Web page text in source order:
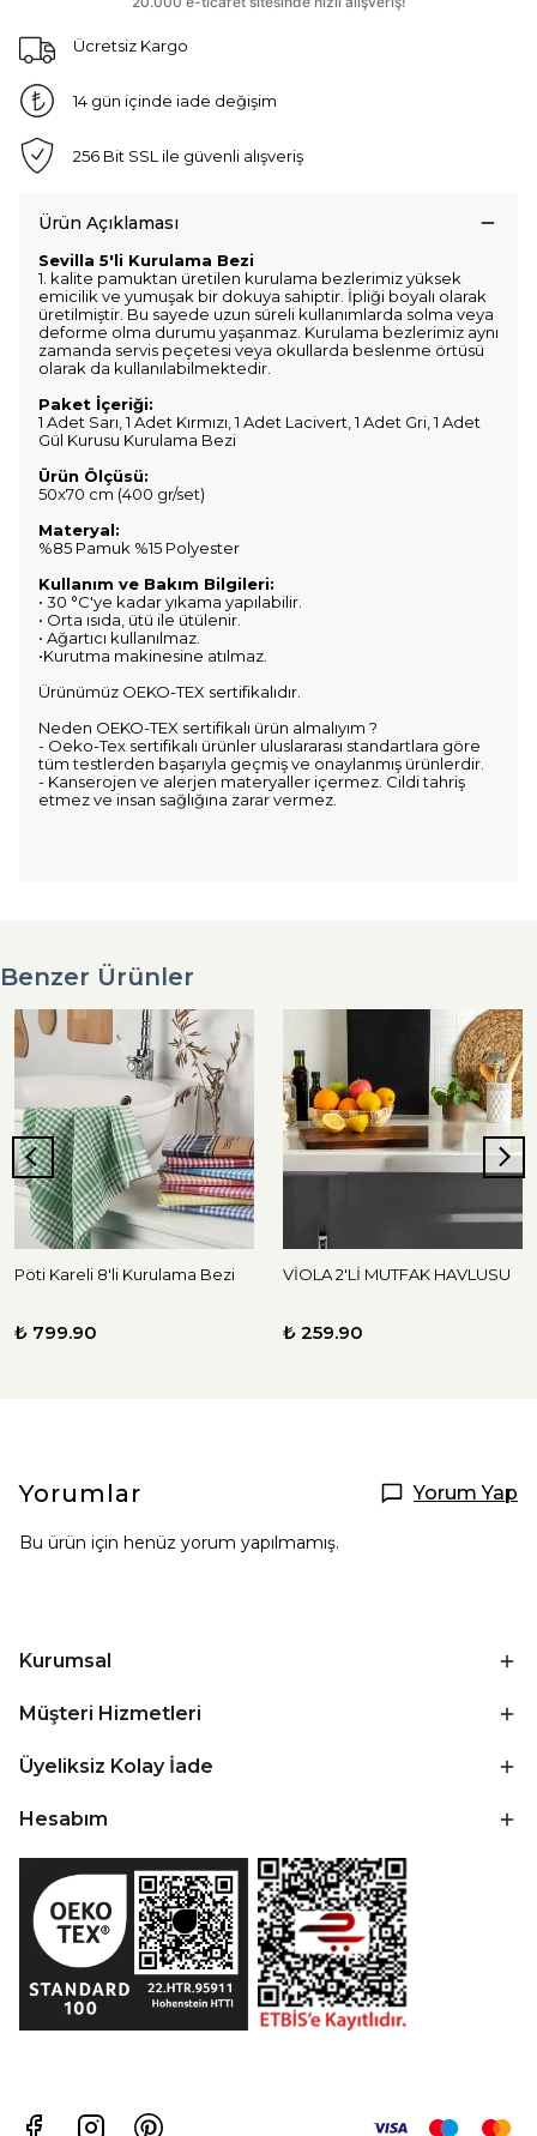
Ücretsiz Kargo
14 gün içinde iade değişim
256 Bit SSL ile güvenli alışveriş
Ürün Açıklaması
Sevilla 5'li Kurulama Bezi
1. kalite pamuktan üretilen kurulama bezlerimiz yüksek
emicilik ve yumuşak bir dokuya sahiptir. İpliği boyalı olarak
üretilmiştir. Bu sayede uzun süreli kullanımlarda solma veya
deforme olma durumu yaşanmaz. Kurulama bezlerimiz aynı
zamanda servis peçetesi veya okullarda beslenme örtüsü
olarak da kullanılabilmektedir.
Paket İçeriği:
1 Adet Sarı, 1 Adet Kırmızı, 1 Adet Lacivert, 1 Adet Gri, 1 Adet
Gül Kurusu Kurulama Bezi
Ürün Ölçüsü:
50x70 cm (400 gr/set)
Materyal:
%85 Pamuk %15 Polyester
Kullanım ve Bakım Bilgileri:
• 30 °C'ye kadar yıkama yapılabilir.
• Orta ısıda, ütü ile ütülenir.
• Ağartıcı kullanılmaz.
•Kurutma makinesine atılmaz.
Ürünümüz OEKO-TEX sertifikalıdır.
Neden OEKO-TEX sertifikalı ürün almalıyım ?
- Oeko-Tex sertifikalı ürünler uluslararası standartlara göre
tüm testlerden başarıyla geçmiş ve onaylanmış ürünlerdir.
- Kanserojen ve alerjen materyaller içermez. Cildi tahriş
etmez ve insan sağlığına zarar vermez.
Benzer Ürünler
Pöti Kareli 8'li Kurulama Bezi
₺ 799.90
VİOLA 2'Lİ MUTFAK HAVLUSU
₺ 259.90
Yorumlar Yorum Yap
Bu ürün için henüz yorum yapılmamış.
Kurumsal
Müşteri Hizmetleri
Üyeliksiz Kolay İade
Hesabım